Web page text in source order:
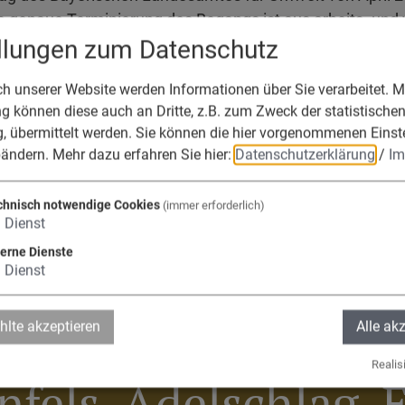
genaue Terminierung des Begangs ist aus arbeits-
haben keinerlei Konsequenzen für die
der Flurstücke. Zuständig für
Landesamt für Umwelt. Für Wald-
für Wald und Forstwirtschaft zuständig.
Auskünfte steht Ihnen Ihre untere Naturschutzbehörde
zur Verfügung.
zum Datenschutz
unserer Website werden Informationen über Sie verarbeitet.
können diese auch an Dritte, z.B. zum Zweck der statistischen
übermittelt werden. Sie können die hier vorgenommenen
Mehr dazu erfahren Sie hier: Datenschutzerklärung /
notwendige Cookies (immer erforderlich)
Dienst
Dienste
Dienst
akzeptieren Alle